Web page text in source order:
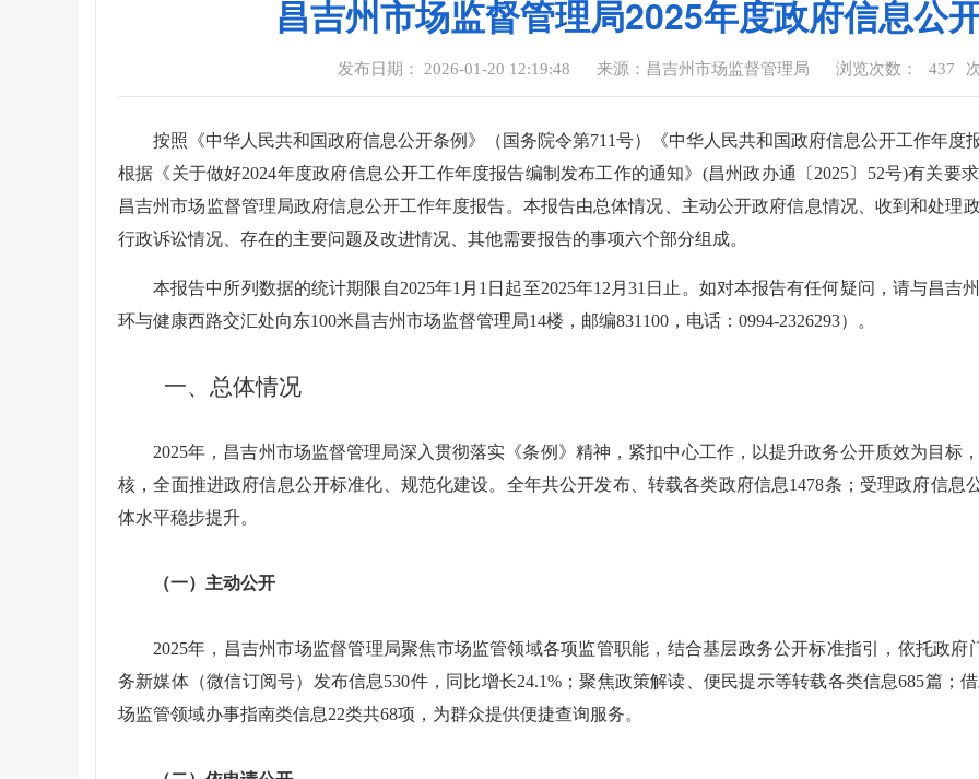
昌吉州市场监督管理局2025年度政府信息公
发布日期： 2026-01-20 12:19:48 来源：昌吉州市场监督管理局 浏览次数： 437
按照《中华人民共和国政府信息公开条例》（国务院令第711号）《中华人民共和国政府信息公开工作年度
根据《关于做好2024年度政府信息公开工作年度报告编制发布工作的通知》(昌州政办通〔2025〕52号)有关要
昌吉州市场监督管理局政府信息公开工作年度报告。本报告由总体情况、主动公开政府信息情况、收到和处理
行政诉讼情况、存在的主要问题及改进情况、其他需要报告的事项六个部分组成。
本报告中所列数据的统计期限自2025年1月1日起至2025年12月31日止。如对本报告有任何疑问，请与昌
环与健康西路交汇处向东100米昌吉州市场监督管理局14楼，邮编831100，电话：0994-2326293）。
一、总体情况
2025年，昌吉州市场监督管理局深入贯彻落实《条例》精神，紧扣中心工作，以提升政务公开质效为目标
核，全面推进政府信息公开标准化、规范化建设。全年共公开发布、转载各类政府信息1478条；受理政府信息
体水平稳步提升。
（一）主动公开
2025年，昌吉州市场监督管理局聚焦市场监管领域各项监管职能，结合基层政务公开标准指引，依托政府
务新媒体（微信订阅号）发布信息530件，同比增长24.1%；聚焦政策解读、便民提示等转载各类信息685篇；
场监管领域办事指南类信息22类共68项，为群众提供便捷查询服务。